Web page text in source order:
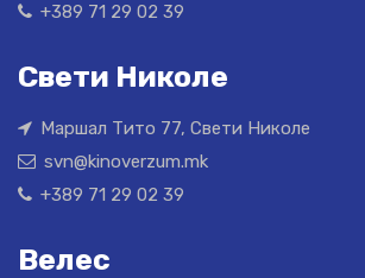
+389 71 29 02 39
Свети Николе
Маршал Тито 77, Свети Николе
svn@kinoverzum.mk
+389 71 29 02 39
Велес